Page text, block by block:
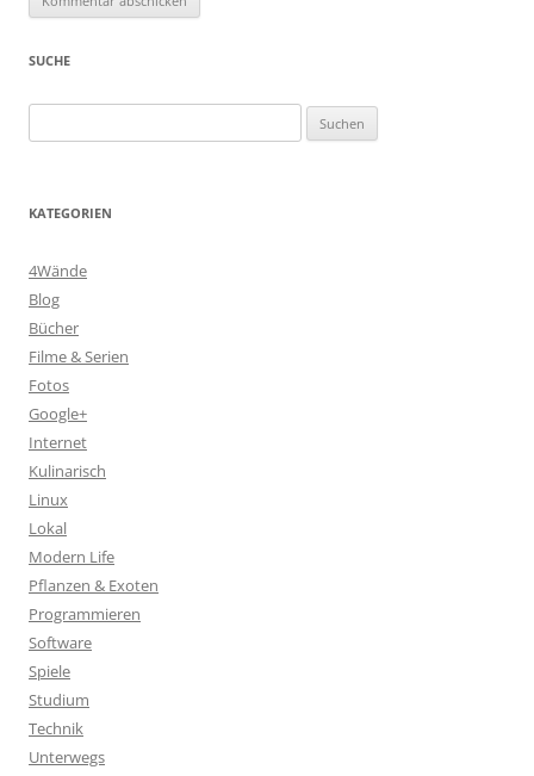
SUCHE
nach:
KATEGORIEN
4Wände
Blog
Bücher
Filme & Serien
Fotos
Google+
Internet
Kulinarisch
Linux
Lokal
Modern Life
Pflanzen & Exoten
Programmieren
Software
Spiele
Studium
Technik
Unterwegs